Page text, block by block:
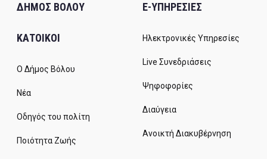
ΔΗΜΟΣ ΒΟΛΟΥ
ΚΑΤΟΙΚΟΙ
Ο Δήμος Βόλου
Νέα
Οδηγός του πολίτη
Ποιότητα Ζωής
E-ΥΠΗΡΕΣΙΕΣ
Ηλεκτρονικές Υπηρεσίες
Live Συνεδριάσεις
Ψηφοφορίες
Διαύγεια
Ανοικτή Διακυβέρνηση